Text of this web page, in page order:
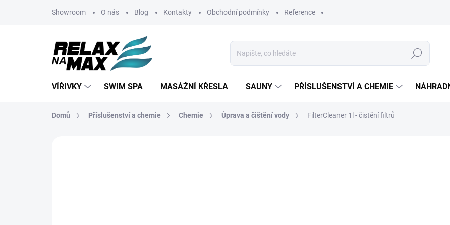
Showroom O nás Blog Kontakty Obchodní podmínky Reference
Hledat
VÍŘIVKY SWIM SPA MASÁŽNÍ KŘESLA SAUNY PŘÍSLUŠENSTVÍ A CHEMIE
Domů Příslušenství a chemie Chemie Úprava a čištění vody FilterCleaner 1l - čistění filtrů